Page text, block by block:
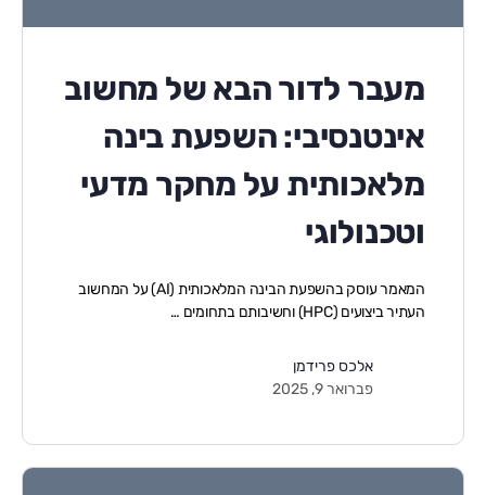
מעבר לדור הבא של מחשוב
אינטנסיבי: השפעת בינה
מלאכותית על מחקר מדעי
וטכנולוגי
המאמר עוסק בהשפעת הבינה המלאכותית (AI) על המחשוב
העתיר ביצועים (HPC) וחשיבותם בתחומים …
אלכס פרידמן
פברואר 9, 2025